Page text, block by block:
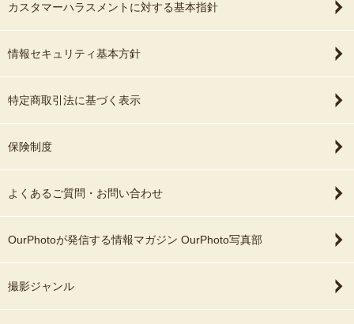
カスタマーハラスメントに対する基本指針
情報セキュリティ基本方針
特定商取引法に基づく表示
保険制度
よくあるご質問・お問い合わせ
OurPhotoが発信する情報マガジン OurPhoto写真部
撮影ジャンル